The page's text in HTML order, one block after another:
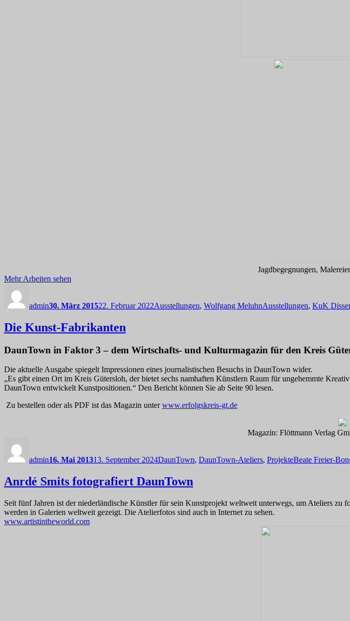
Jagdbegegnungen,
Mehr Arbeiten sehen
admin30. März 201522. Februar 2022Ausstellungen, Wolfgang MeluhnAusstellungen, KuK
Die Kunst-Fabrikanten
DaunTown in Faktor 3 – dem Wirtschafts- und Kulturmagazin für den Kreis
Die aktuelle Ausgabe spiegelt Impressionen eines journalistischen Besuchs in DaunTown wider.
„Es gibt einen Ort im Kreis Gütersloh, der bietet sechs namhaften Künstlern Raum für ungehemmte
DaunTown entwickelt Kunstpositionen.“ Den Bericht können Sie ab Seite 90 lesen.
Zu bestellen oder als PDF ist das Magazin unterwww.erfolgskreis-gt.de
Magazin: Flöttmann Verlag
admin16. Mai 201313. September 2024DaunTown, DaunTown-Ateliers, ProjekteBeate Freier-
Anrdé Smits fotografiert DaunTown
Seit fünf Jahren ist der niederländische Künstler für sein Kunstprojekt weltweit unterwegs, um Ateliers
werden in Galerien weltweit gezeigt. Die Atelierfotos sind auch in Internet zu sehen.
www.artistintheworld.com